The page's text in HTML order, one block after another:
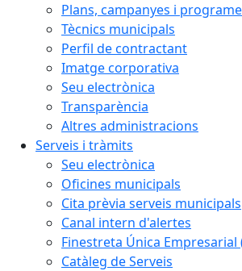
Plans, campanyes i
Tècnics municipals
Perfil de contractant
Imatge corporativa
Seu electrònica
Transparència
Altres administracions
Serveis i tràmits
Seu electrònica
Oficines municipals
Cita prèvia serveis municipals
Canal intern d'alertes
Finestreta Única Empresarial
Catàleg de Serveis